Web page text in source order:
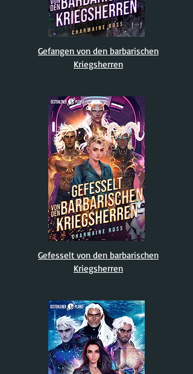
Gefangen von den barbarischen
Kriegsherren
Gefesselt von den barbarischen
Kriegsherren